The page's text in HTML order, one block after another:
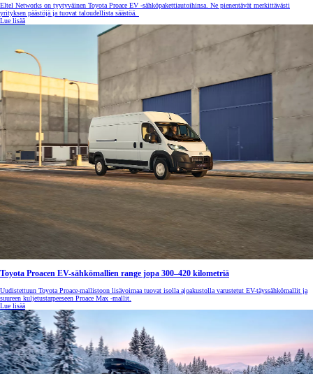
Eltel Networks on tyytyväinen Toyota Proace EV -sähköpakettiautoihinsa. Ne pienentävät merkittävästi
yrityksen päästöjä ja tuovat taloudellista säästöä.
Lue lisää
Toyota Proacen EV-sähkömallien range jopa 300–420 kilometriä
Uudistettuun Toyota Proace-mallistoon lisävoimaa tuovat isolla ajoakustolla varustetut EV-täyssähkömallit ja
suureen kuljetustarpeeseen Proace Max -mallit.
Lue lisää